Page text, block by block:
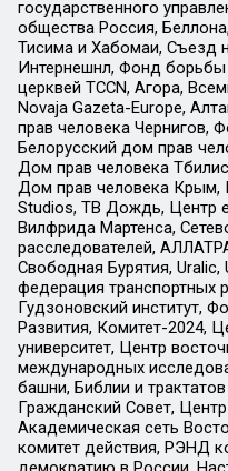
государственного
общества Россия,
Тисима и Хабомаи, Съезд
Интернешнл, Фонд борьбы
церквей TCCN, Агора,
Novaja Gazeta-Europe,
прав человека Чернигов,
Белорусский дом прав
Дом прав человека
Дом прав человека Крым,
Studios, ТВ Дождь, Центр
Вилфрида Мартенса,
расследователей,
Свободная Бурятия,
федерация транспортных
Гудзоновский институт,
Развития, Комитет-2024,
университет, Центр
международных
башни, Библии и
Гражданский Совет,
Академическая сеть
комитет действия, РЭНД